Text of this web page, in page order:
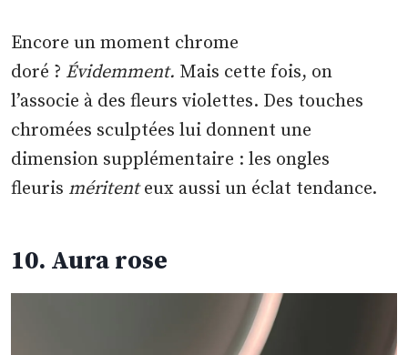
Encore un moment chrome
doré ? Évidemment. Mais cette fois, on
l’associe à des fleurs violettes. Des touches
chromées sculptées lui donnent une
dimension supplémentaire : les ongles
fleuris méritenteux aussi un éclat tendance.
10. Aura rose